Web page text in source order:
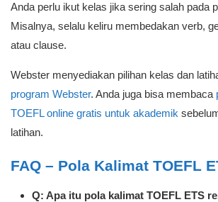
Anda perlu ikut kelas jika sering salah pada
Misalnya, selalu keliru membedakan verb,
atau clause.
Webster menyediakan pilihan kelas dan
program Webster. Anda juga bisa membaca
TOEFL online gratis untuk akademik
latihan.
FAQ – Pola Kalimat TOEFL
Q: Apa itu pola kalimat TOEFL ETS